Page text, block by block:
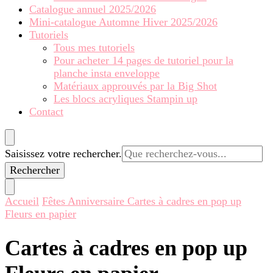
Catalogue annuel 2025/2026
Mini-catalogue Automne Hiver 2025/2026
Tutoriels
Tous mes tutoriels
Pour acheter 14 pages de tutoriel pour la
planche insta enveloppe
Matériaux approuvés par la Big Shot
Les blocs acryliques Stampin up
Contact
Vous
recherchiez
quelque
Saisissez votre rechercher.
Accueil Fêtes Anniversaire Cartes à cadres en pop up
Fleurs en papier
Cartes à cadres en pop up